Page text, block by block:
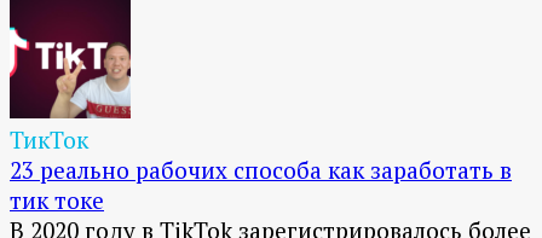
ТикТок
23 реально рабочих способа как заработать в
тик токе
В 2020 году в TikTok зарегистрировалось более